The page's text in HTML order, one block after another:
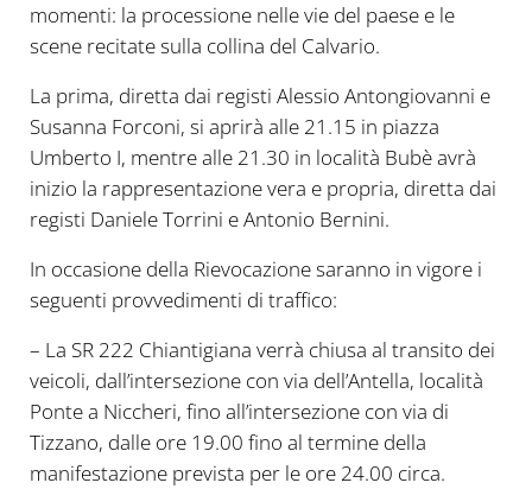
momenti: la processione nelle vie del paese e le
scene recitate sulla collina del Calvario.
La prima, diretta dai registi Alessio Antongiovanni e
Susanna Forconi, si aprirà alle 21.15 in piazza
Umberto I, mentre alle 21.30 in località Bubè avrà
inizio la rappresentazione vera e propria, diretta dai
registi Daniele Torrini e Antonio Bernini.
In occasione della Rievocazione saranno in vigore i
seguenti provvedimenti di traffico:
– La SR 222 Chiantigiana verrà chiusa al transito dei
veicoli, dall’intersezione con via dell’Antella, località
Ponte a Niccheri, fino all’intersezione con via di
Tizzano, dalle ore 19.00 fino al termine della
manifestazione prevista per le ore 24.00 circa.